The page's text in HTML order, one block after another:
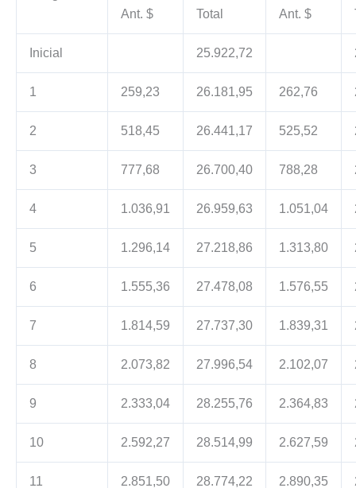
Ant. $ Total Ant. $
Inicial 25.922,72
1 259,23 26.181,95 262,76
2 518,45 26.441,17 525,52
3 777,68 26.700,40 788,28
4 1.036,91 26.959,63 1.051,04
5 1.296,14 27.218,86 1.313,80
6 1.555,36 27.478,08 1.576,55
7 1.814,59 27.737,30 1.839,31
8 2.073,82 27.996,54 2.102,07
9 2.333,04 28.255,76 2.364,83
10 2.592,27 28.514,99 2.627,59
11 2.851,50 28.774,22 2.890,35